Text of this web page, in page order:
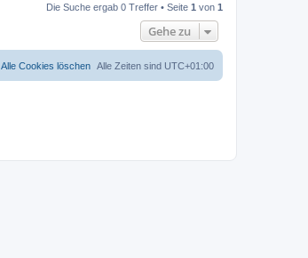
Die Suche ergab 0 Treffer • Seite 1 von 1
Gehe zu
Alle Zeiten sind UTC+01:00
Alle Cookies löschen